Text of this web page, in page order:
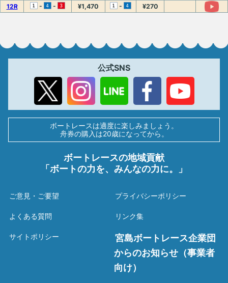
12R
- - ¥1,470 - ¥270
公式SNS
ボートレースは適度に楽しみましょう。
舟券の購入は20歳になってから。
ボートレースの地域貢献
「ボートの力を、みんなの力に。」
ご意見・ご要望
よくある質問
サイトポリシー
プライバシーポリシー
リンク集
宮島ボートレース企業団
からのお知らせ（事業者
向け）